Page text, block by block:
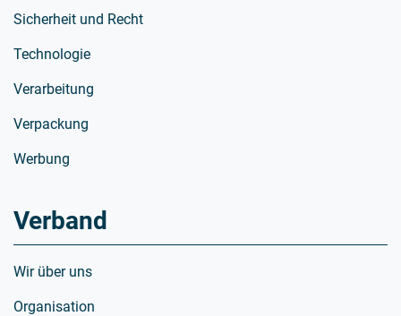
Sicherheit und Recht
Technologie
Verarbeitung
Verpackung
Werbung
Verband
Wir über uns
Organisation